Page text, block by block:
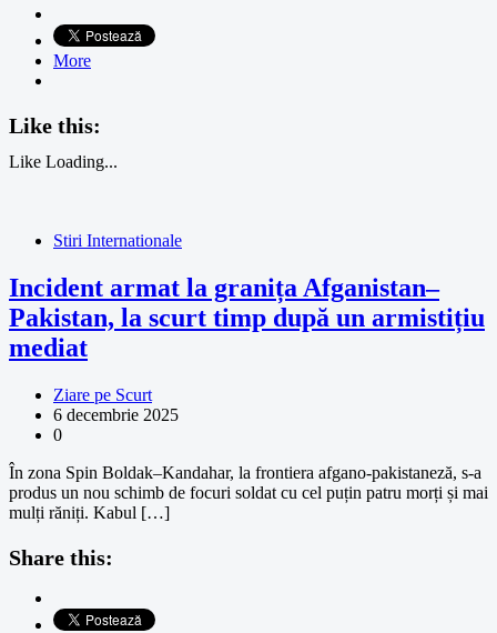
More
Like this:
Like Loading...
Stiri Internationale
Incident armat la granița Afganistan–
Pakistan, la scurt timp după un armistițiu
mediat
Ziare pe Scurt
6 decembrie 2025
0
În zona Spin Boldak–Kandahar, la frontiera afgano-pakistaneză, s-a
produs un nou schimb de focuri soldat cu cel puțin patru morți și mai
mulți răniți. Kabul […]
Share this: